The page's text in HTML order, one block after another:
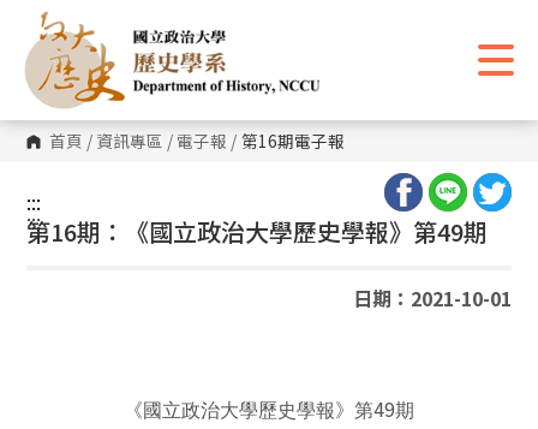
主
要
內
區
塊 首頁 / 資訊專區 / 電子報 / 第16期電子報
:::
:::
第16期：《國立政治大學歷史學報》第49期
日期：2021-10-01
《國立政治大學歷史學報》第49期